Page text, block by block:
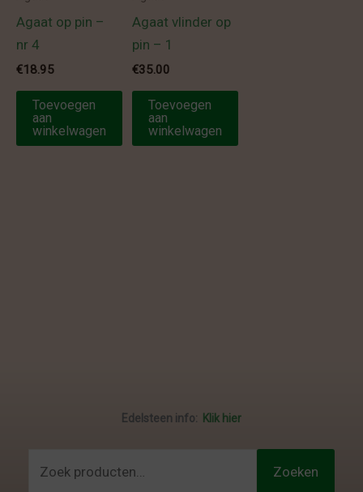
Agaat op pin –
nr 4
€18.95
Toevoegen
aan
winkelwagen
Agaat vlinder op
pin – 1
€35.00
Toevoegen
aan
winkelwagen
Edelsteen info: Klik hier
Zoeken